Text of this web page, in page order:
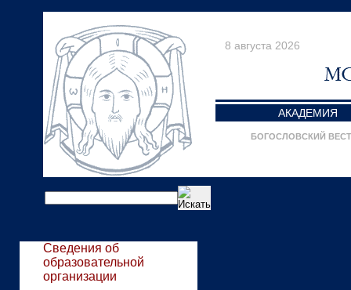
8 августа 2026
АКАДЕМИЯ
БОГОСЛОВСКИЙ
Сведения об
образовательной
организации